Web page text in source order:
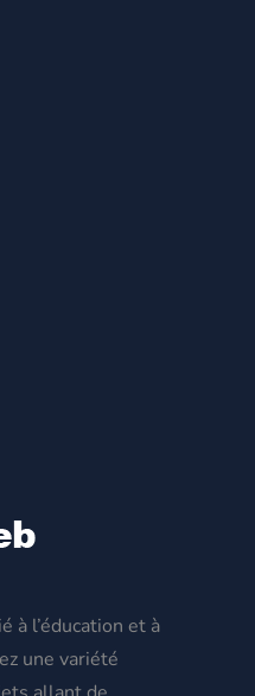
à l’éducation et à
une variété